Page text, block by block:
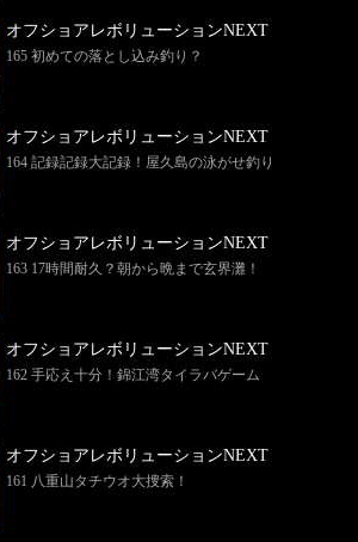
オフショアレボリューションNEXT
165 初めての落とし込み釣り？
オフショアレボリューションNEXT
164 記録記録大記録！屋久島の泳がせ釣り
オフショアレボリューションNEXT
163 17時間耐久？朝から晩まで玄界灘！
オフショアレボリューションNEXT
162 手応え十分！錦江湾タイラバゲーム
オフショアレボリューションNEXT
161 八重山タチウオ大捜索！